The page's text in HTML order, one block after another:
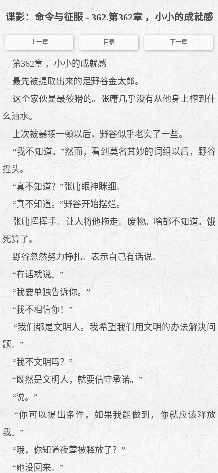
谍影：命令与征服 - 362.第362章 ，小小的成就感
上一章 目录 下一章
第362章 ，小小的成就感
最先被提取出来的是野谷金太郎。
这个家伙是最狡猾的。张庸几乎没有从他身上榨到什
么油水。
上次被暴揍一顿以后，野谷似乎老实了一些。
“我不知道。”然而，看到莫名其妙的词组以后，野谷
摇头。
“真不知道？”张庸眼神眯细。
“真不知道。”野谷开始摆烂。
张庸挥挥手。让人将他拖走。废物。啥都不知道。饿
死算了。
野谷忽然努力挣扎。表示自己有话说。
“有话就说。”
“我要单独告诉你。”
“我不相信你！”
“我们都是文明人。我希望我们用文明的办法解决问
题。”
“我不文明吗？”
“既然是文明人，就要信守承诺。”
“说。”
“你可以提出条件，如果我能做到，你就应该释放
我。”
“哦，你知道夜莺被释放了？”
“她没回来。”